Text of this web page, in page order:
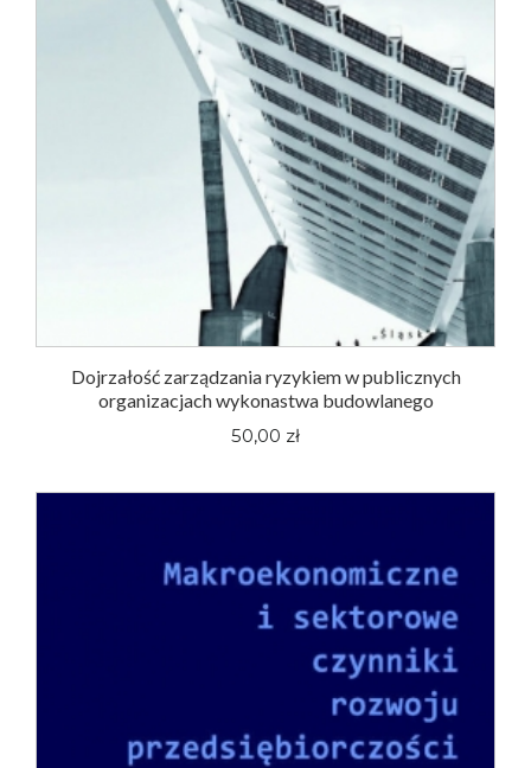
Dojrzałość zarządzania ryzykiem w publicznych
organizacjach wykonastwa budowlanego
50,00 zł